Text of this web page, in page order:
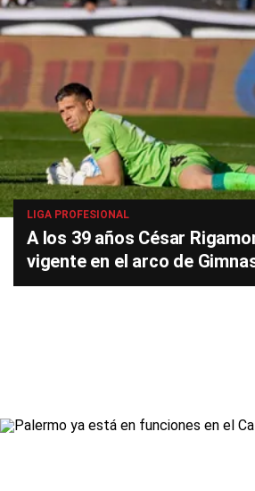
LIGA PROFESIONAL
A los 39 años César
vigente en el arco de